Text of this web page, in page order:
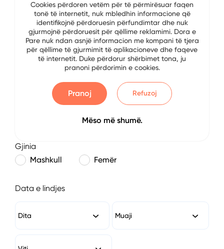
E-mail
Numri i Telefonit
Gjinia
Mashkull
Femër
Data e lindjes
Dita Muaji
Cookies përdoren vetëm për të përmirësuar faqen
tonë të internetit, nuk mbledhin informacione që
identifikojnë përdoruesin përfundimtar dhe nuk
gjurmojnë përdoruesit për qëllime reklamimi. Dora e
Pare nuk ndan asnjë informacion me kompani të tjera
për qëllime të gjurmimit të aplikacioneve dhe faqeve
të internetit. Duke përdorur shërbimet tona, ju
pranoni përdorimin e cookies.
Pranoj Refuzoj
Mëso më shumë.